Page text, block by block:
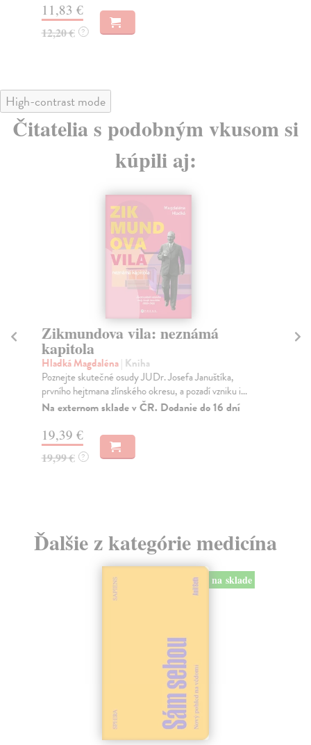
11,83 €
12,20 € ?
High-contrast mode
Čitatelia s podobným vkusom si
kúpili aj:
Zikmundova vila: neznámá
kapitola
Hladká Magdaléna| Kniha
Poznejte skutečné osudy JUDr. Josefa Januštíka,
prvního hejtmana zlínského okresu, a pozadí vzniku i...
Na externom sklade v ČR. Dodanie do 16 dní
19,39 €
19,99 € ?
Ďalšie z kategórie medicína
na sklade